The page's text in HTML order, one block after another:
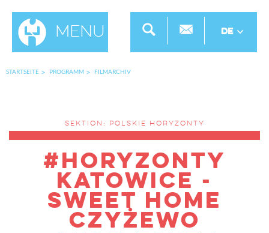
Menu DE
STARTSEITE PROGRAMM FILMARCHIV
SEKTION: POLSKIE HORYZONTY
#horyzonty
katowice -
SWEET HOME
CZYŻEWO